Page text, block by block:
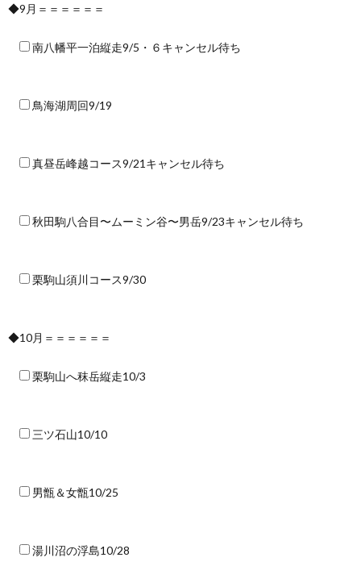
◆9月＝＝＝＝＝＝
南八幡平一泊縦走9/5・６キャンセル待ち
鳥海湖周回9/19
真昼岳峰越コース9/21キャンセル待ち
秋田駒八合目〜ムーミン谷〜男岳9/23キャンセル待ち
栗駒山須川コース9/30
◆10月＝＝＝＝＝＝
栗駒山へ秣岳縦走10/3
三ツ石山10/10
男甑＆女甑10/25
湯川沼の浮島10/28